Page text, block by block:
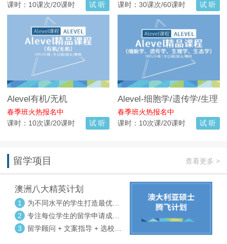
课时：10课次/20课时
试 听
课时：30课次/60课时
试 听
Alevel有机/无机
春季班火热报名中
课时：10次课/20课时
试 听
Alevel-细胞学/遗传学/生理
学/生态学
春季班火热报名中
课时：10次课/20课时
试 听
留学项目 查看更多 >
澳洲八大精英计划
1
为不同水平的学生打造最优选
校方案
2
专注每位学生的留学申请成功
率
3
留学顾问 + 文案指导 + 选校申